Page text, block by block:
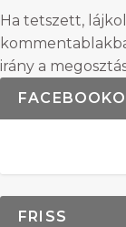
Ha tetszett,
irány a
FRISS